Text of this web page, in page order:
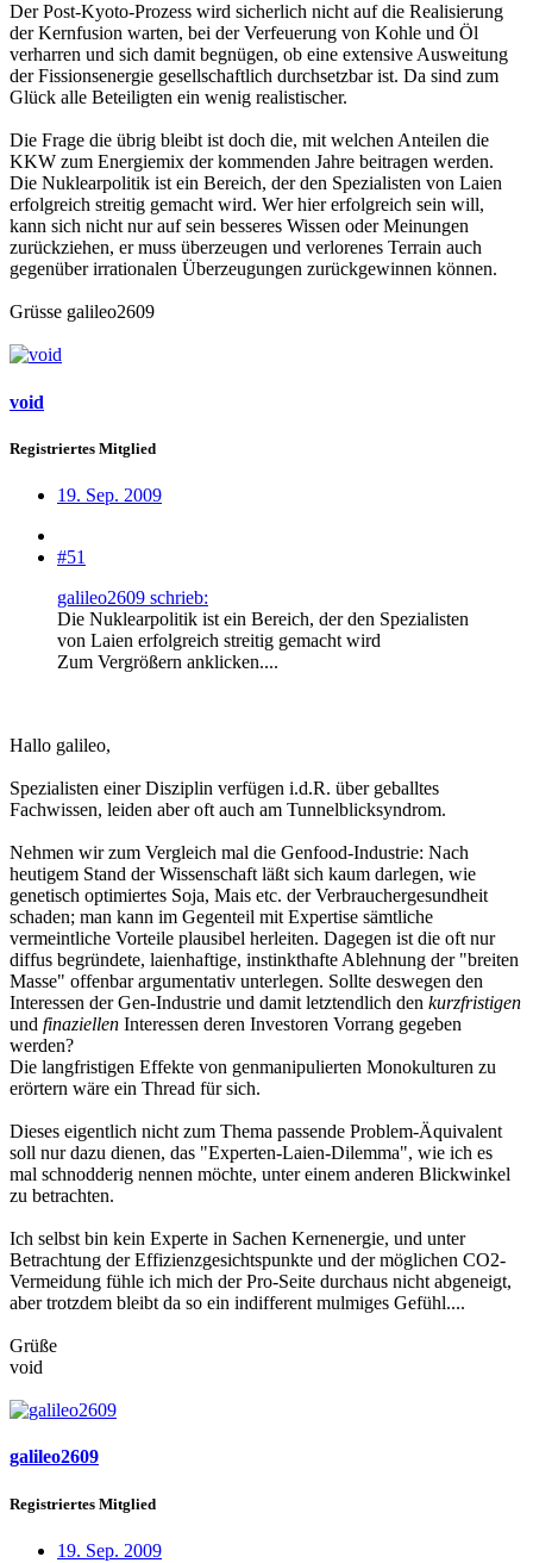
Der Post-Kyoto-Prozess wird sicherlich nicht auf die Realisierung
der Kernfusion warten, bei der Verfeuerung von Kohle und Öl
verharren und sich damit begnügen, ob eine extensive Ausweitung
der Fissionsenergie gesellschaftlich durchsetzbar ist. Da sind zum
Glück alle Beteiligten ein wenig realistischer.
Die Frage die übrig bleibt ist doch die, mit welchen Anteilen die
KKW zum Energiemix der kommenden Jahre beitragen werden.
Die Nuklearpolitik ist ein Bereich, der den Spezialisten von Laien
erfolgreich streitig gemacht wird. Wer hier erfolgreich sein will,
kann sich nicht nur auf sein besseres Wissen oder Meinungen
zurückziehen, er muss überzeugen und verlorenes Terrain auch
gegenüber irrationalen Überzeugungen zurückgewinnen können.
Grüsse galileo2609
void
Registriertes Mitglied
19. Sep. 2009
#51
galileo2609 schrieb:
Die Nuklearpolitik ist ein Bereich, der den Spezialisten
von Laien erfolgreich streitig gemacht wird
Zum Vergrößern anklicken....
Hallo galileo,
Spezialisten einer Disziplin verfügen i.d.R. über geballtes
Fachwissen, leiden aber oft auch am Tunnelblicksyndrom.
Nehmen wir zum Vergleich mal die Genfood-Industrie: Nach
heutigem Stand der Wissenschaft läßt sich kaum darlegen, wie
genetisch optimiertes Soja, Mais etc. der Verbrauchergesundheit
schaden; man kann im Gegenteil mit Expertise sämtliche
vermeintliche Vorteile plausibel herleiten. Dagegen ist die oft nur
diffus begründete, laienhaftige, instinkthafte Ablehnung der "breiten
Masse" offenbar argumentativ unterlegen. Sollte deswegen den
Interessen der Gen-Industrie und damit letztendlich den kurzfristigen
und finaziellen Interessen deren Investoren Vorrang gegeben
werden?
Die langfristigen Effekte von genmanipulierten Monokulturen zu
erörtern wäre ein Thread für sich.
Dieses eigentlich nicht zum Thema passende Problem-Äquivalent
soll nur dazu dienen, das "Experten-Laien-Dilemma", wie ich es
mal schnodderig nennen möchte, unter einem anderen Blickwinkel
zu betrachten.
Ich selbst bin kein Experte in Sachen Kernenergie, und unter
Betrachtung der Effizienzgesichtspunkte und der möglichen CO2-
Vermeidung fühle ich mich der Pro-Seite durchaus nicht abgeneigt,
aber trotzdem bleibt da so ein indifferent mulmiges Gefühl....
Grüße
void
galileo2609
Registriertes Mitglied
19. Sep. 2009